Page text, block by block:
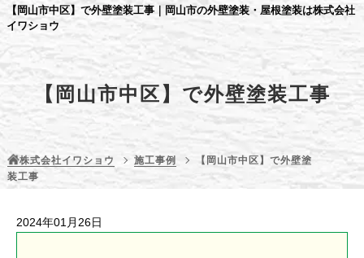
【岡山市中区】で外壁塗装工事｜岡山市の外壁塗装・屋根塗装は株式会社
イワショウ
【岡山市中区】で外壁塗装工事
株式会社イワショウ 施工事例
【岡山市中区】で外壁塗
装工事
2024年01月26日